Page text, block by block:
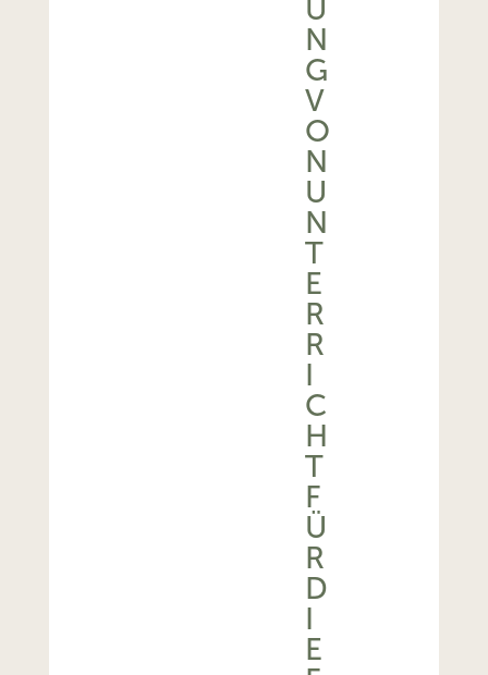
U
N
G
V
O
N
U
N
T
E
R
R
I
C
H
T
F
Ü
R
D
I
E